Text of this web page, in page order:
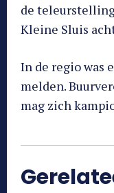
de
Kleine Sluis
In de regio was
melden.
mag zich